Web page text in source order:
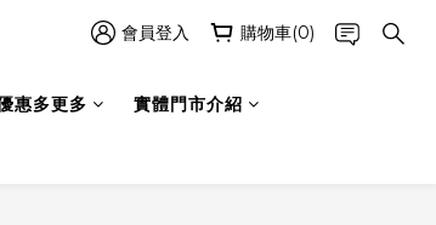
會員登入 購物車(0)
惠多更多 實體門市介紹